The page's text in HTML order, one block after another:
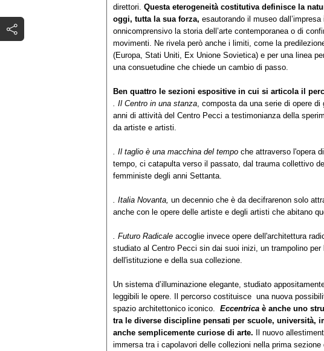
direttori. Questa eterogeneità costitutiva definisce la
oggi, tutta la sua forza, esautorando il museo
onnicomprensivo la storia dell’arte contemporanea o di
movimenti. Ne rivela però anche i limiti, come la
(Europa, Stati Uniti, Ex Unione Sovietica) e per una linea
una consuetudine che chiede un cambio di passo.
Ben quattro le sezioni espositive in cui si articola il
. Il Centro in una stanza , composta da una serie di opere
anni di attività del Centro Pecci a testimonianza della
da artiste e artisti.
. Il taglio è una macchina del tempo che attraverso l'opera
tempo, ci catapulta verso il passato, dal trauma collettivo
femministe degli anni Settanta.
. Italia Novanta, un decennio che è da decifrarenon solo
anche con le opere delle artiste e degli artisti che abitano
. Futuro Radicale accoglie invece opere dell'architettura
studiato al Centro Pecci sin dai suoi inizi, un trampolino
dell'istituzione e della sua collezione.
Un sistema d’illuminazione elegante, studiato
leggibili le opere. Il percorso costituisce una nuova
spazio architettonico iconico. Eccentrica è anche uno
tra le diverse discipline pensati per scuole, università,
anche semplicemente curiose di arte. Il nuovo
immersa tra i capolavori delle collezioni nella prima